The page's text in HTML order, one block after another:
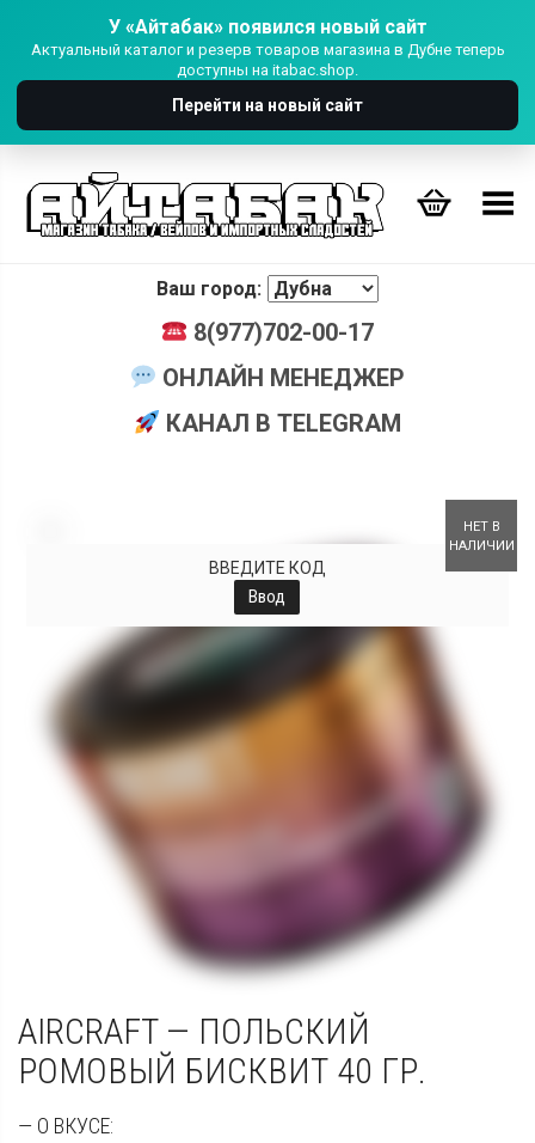
У «Айтабак» появился новый сайт
Актуальный каталог и резерв товаров магазина в Дубне теперь
доступны на itabac.shop.
Перейти на новый сайт
Переключить Меню
Ваш город:
8(977)702-00-17
ОНЛАЙН МЕНЕДЖЕР
КАНАЛ В TELEGRAM
НЕТ В
НАЛИЧИИ
ВВЕДИТЕ КОД
Ввод
AIRCRAFT — ПОЛЬСКИЙ
РОМОВЫЙ БИСКВИТ 40 ГР.
— О ВКУСЕ: